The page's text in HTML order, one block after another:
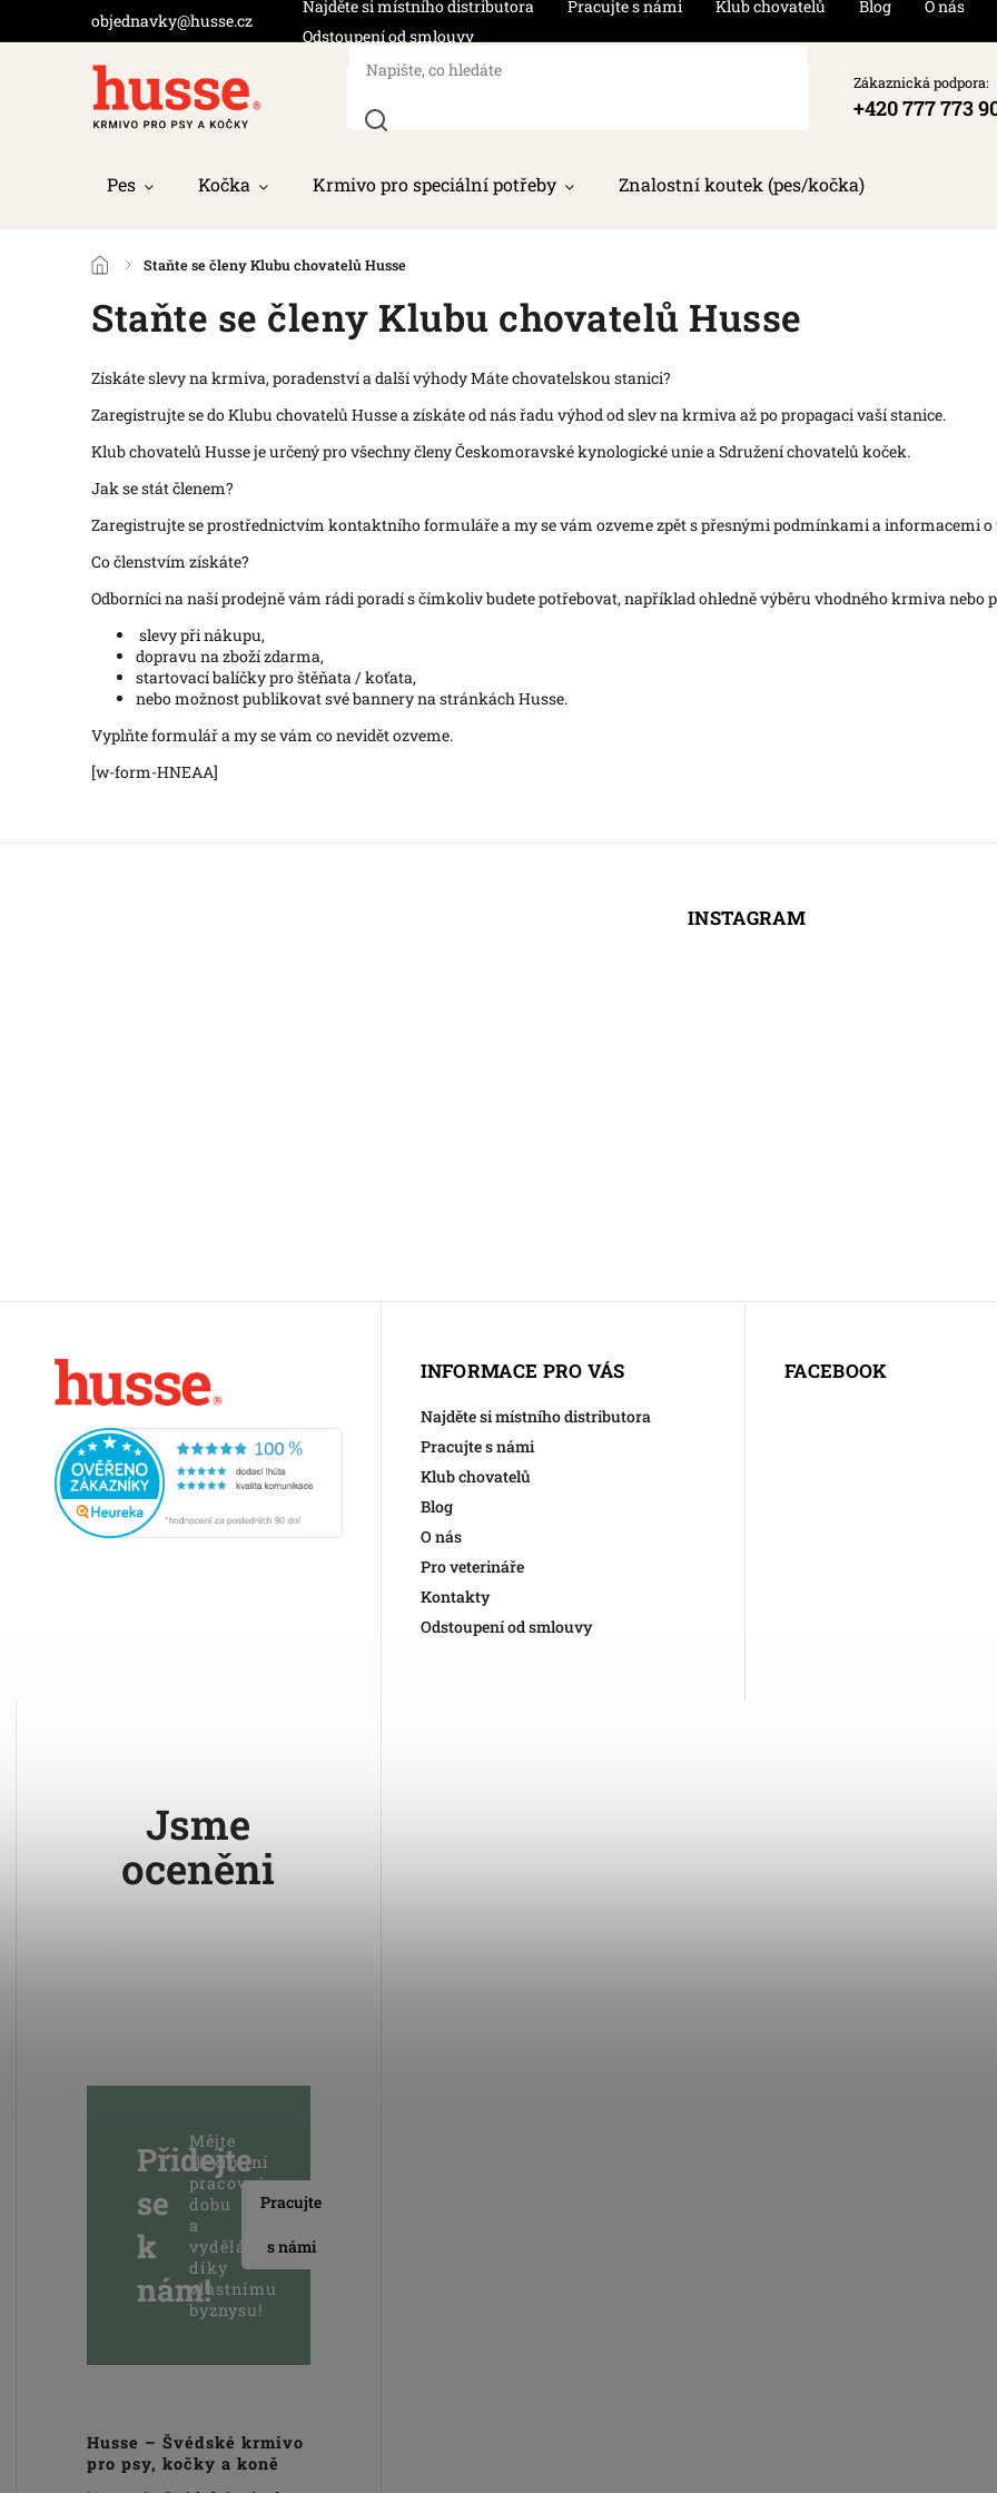
objednavky@husse.cz
Najděte si místního distributora Pracujte s námi Klub chovatelů Blog O nás
Odstoupení od smlouvy
Zákaznická podpora:
+420 777 773
Pes Kočka Krmivo pro speciální potřeby Znalostní koutek (pes/kočka)
/ Staňte se členy Klubu chovatelů Husse
Staňte se členy Klubu chovatelů Husse
Získáte slevy na krmiva, poradenství a další výhody Máte chovatelskou stanici?
Zaregistrujte se do Klubu chovatelů Husse a získáte od nás řadu výhod od slev na krmiva až po propagaci vaší stanice.
Klub chovatelů Husse je určený pro všechny členy Českomoravské kynologické unie a Sdružení chovatelů koček.
Jak se stát členem?
Zaregistrujte se prostřednictvím kontaktního formuláře a my se vám ozveme zpět s přesnými podmínkami a informacemi o
Co členstvím získáte?
Odborníci na naší prodejně vám rádi poradí s čímkoliv budete potřebovat, například ohledně výběru vhodného krmiva nebo
slevy při nákupu,
dopravu na zboží zdarma,
startovací balíčky pro štěňata / koťata,
nebo možnost publikovat své bannery na stránkách Husse.
Vyplňte formulář a my se vám co nevidět ozveme.
[w-form-HNEAA]
INFORMACE PRO VÁS
Najděte si místního distributora
Pracujte s námi
Klub chovatelů
Blog
O nás
Pro veterináře
Kontakty
Odstoupení od smlouvy
FACEBOOK
INSTAGRAM
Jsme
oceněni
Přidejte
se
k
nám!
Mějte
flexibilní
pracovní
dobu
a
vydělávejte
díky
vlastnímu
byznysu!
Pracujte
s námi
Husse – Švédské krmivo
pro psy, kočky a koně